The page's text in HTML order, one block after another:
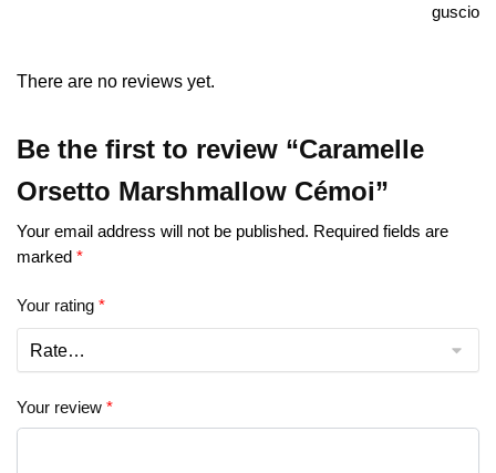
guscio
There are no reviews yet.
Be the first to review “Caramelle
Orsetto Marshmallow Cémoi”
Your email address will not be published. Required fields are
marked *
Your rating *
Your review *